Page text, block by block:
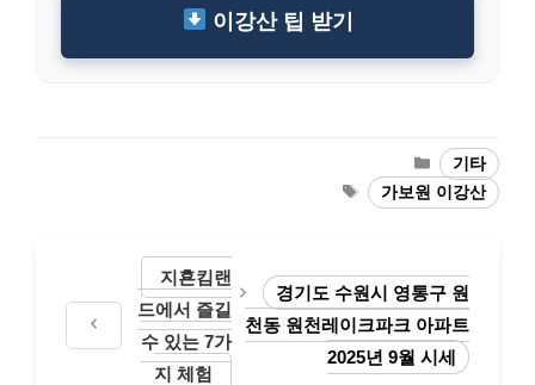
이강산 팁 받기
Categories
기타
Tags가보원 이강산
지횬킴랜
드에서 즐길
수 있는 7가
지 체험
경기도 수원시 영통구 원
천동 원천레이크파크 아파트
2025년 9월 시세